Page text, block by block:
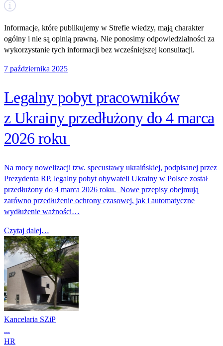
Informacje, które publikujemy w Strefie wiedzy, mają charakter
ogólny i nie są opinią prawną. Nie ponosimy odpowiedzialności za
wykorzystanie tych informacji bez wcześniejszej konsultacji.
7 października 2025
Legalny pobyt pracowników
z Ukrainy przedłużony do 4 marca
2026 roku
Na mocy nowelizacji tzw. specustawy ukraińskiej, podpisanej przez
Prezydenta RP, legalny pobyt obywateli Ukrainy w Polsce został
przedłużony do 4 marca 2026 roku. Nowe przepisy obejmują
zarówno przedłużenie ochrony czasowej, jak i automatyczne
wydłużenie ważności…
Czytaj dalej…
Kancelaria SZiP
...
HR